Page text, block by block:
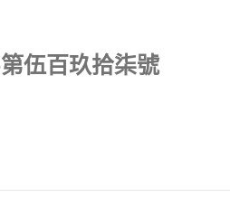
伍百玖拾柒號